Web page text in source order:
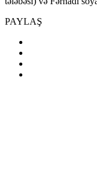
PAYLAŞ